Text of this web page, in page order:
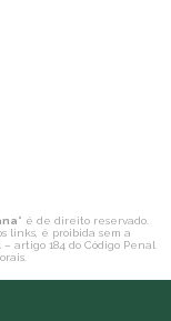
" é de direito reservado.
links, é proibida sem a
artigo 184 do Código Penal
.